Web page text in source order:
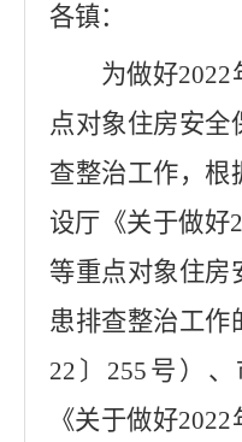
各镇：
为做好2022
点对象住房安
查整治工作，根
设厅《关于做好
等重点对象住房
患排查整治工作
22 〕 255 号）
《关于做好2022